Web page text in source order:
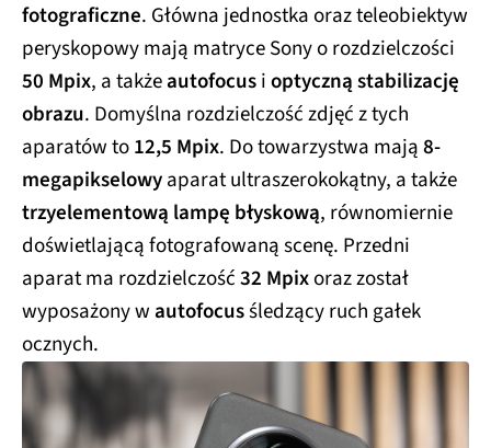
fotograficzne. Główna jednostka oraz teleobiektyw
peryskopowy mają matryce Sony o rozdzielczości
50 Mpix, a takżeautofocusioptyczną stabilizację
obrazu. Domyślna rozdzielczość zdjęć z tych
aparatów to12,5 Mpix. Do towarzystwa mają8-
megapikselowyaparat ultraszerokokątny, a także
trzyelementową lampę błyskową, równomiernie
doświetlającą fotografowaną scenę. Przedni
aparat ma rozdzielczość32 Mpixoraz został
wyposażony wautofocusśledzący ruch gałek
ocznych.